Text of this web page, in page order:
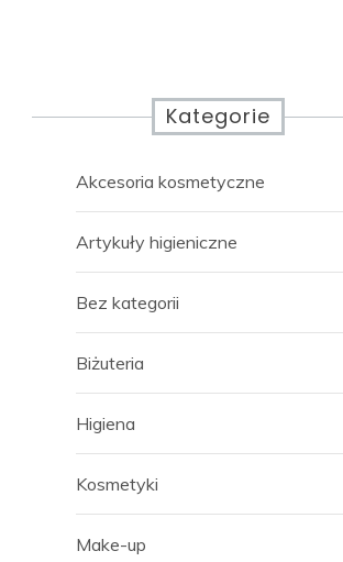
Kategorie
Akcesoria kosmetyczne
Artykuły higieniczne
Bez kategorii
Biżuteria
Higiena
Kosmetyki
Make-up